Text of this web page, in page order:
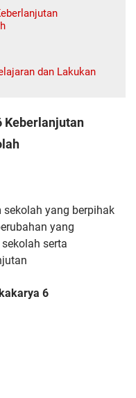
dan Lakukan
Keberlanjutan
yang berpihak
yang
serta
6